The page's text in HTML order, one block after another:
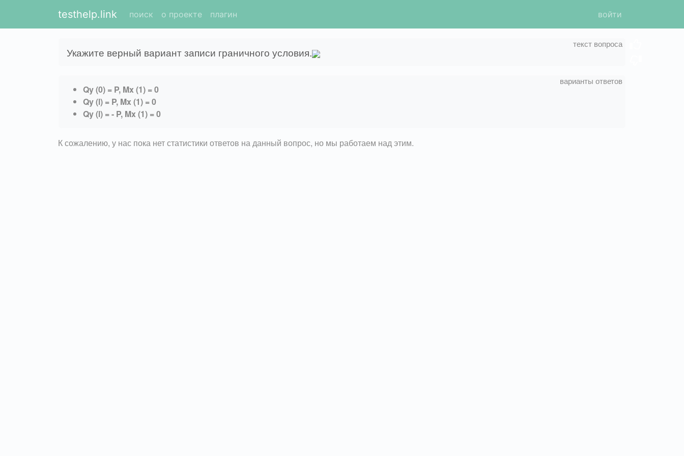
testhelp.link поиск о проекте плагин войти
Укажите верный вариант записи граничного условия.
Qy (0) = P, Mx (1) = 0
Qy (l) = P, Mx (1) = 0
Qy (l) = - P, Mx (1) = 0
К сожалению, у нас пока нет статистики ответов на данный вопрос, но мы работаем над этим.